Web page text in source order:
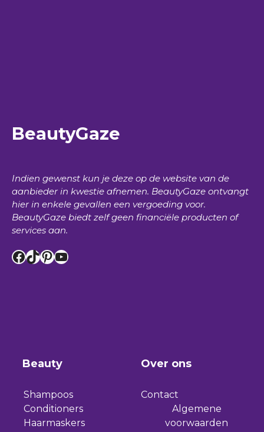
BeautyGaze
Indien gewenst kun je deze op de website van de
aanbieder in kwestie afnemen. BeautyGaze ontvangt
hier in enkele gevallen een vergoeding voor.
BeautyGaze biedt zelf geen financiële producten of
services aan.
Facebook
TikTok
Pinterest
YouTube
Beauty
Shampoos
Conditioners
Haarmaskers
Over ons
Contact
Algemene
voorwaarden